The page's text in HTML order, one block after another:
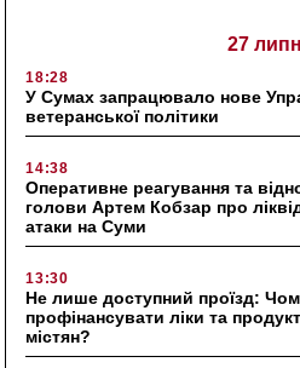
27
18:28
У Сумах запрацювало нове
ветеранської політики
14:38
Оперативне реагування та
голови Артем Кобзар про
атаки на Суми
13:30
Не лише доступний проїзд:
профінансувати ліки та
містян?